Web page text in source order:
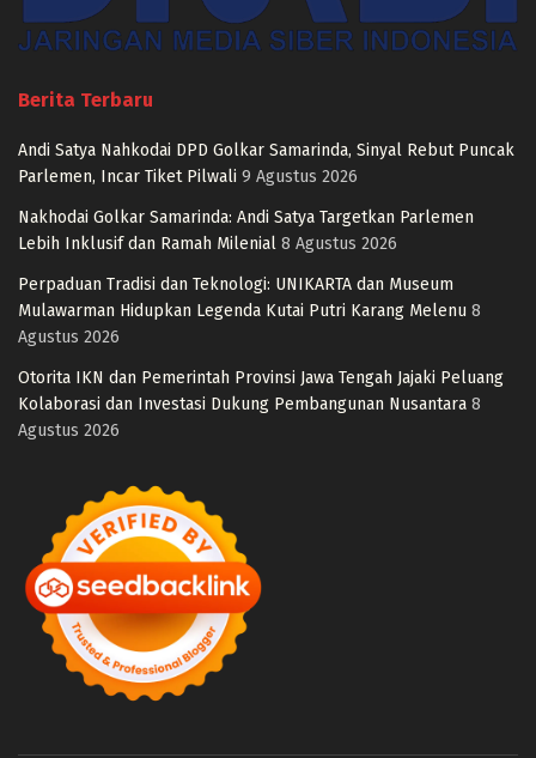
Berita Terbaru
Andi Satya Nahkodai DPD Golkar Samarinda, Sinyal Rebut Puncak
Parlemen, Incar Tiket Pilwali 9 Agustus 2026
Nakhodai Golkar Samarinda: Andi Satya Targetkan Parlemen
Lebih Inklusif dan Ramah Milenial 8 Agustus 2026
Perpaduan Tradisi dan Teknologi: UNIKARTA dan Museum
Mulawarman Hidupkan Legenda Kutai Putri Karang Melenu 8
Agustus 2026
Otorita IKN dan Pemerintah Provinsi Jawa Tengah Jajaki Peluang
Kolaborasi dan Investasi Dukung Pembangunan Nusantara 8
Agustus 2026